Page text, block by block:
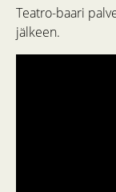
Teatro-baari
jälkeen.